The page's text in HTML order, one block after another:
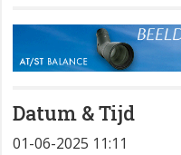
Datum & Tijd
01-06-2025 11:11